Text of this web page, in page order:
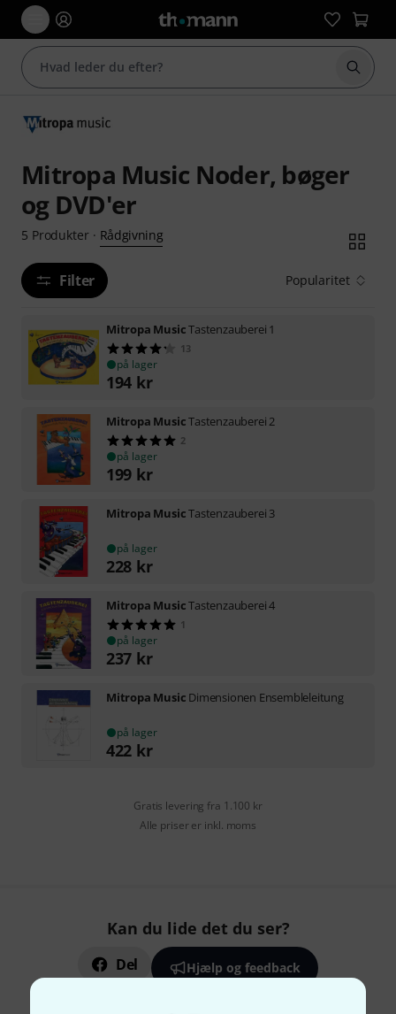
Start
Mitropa Music Noder, bøger
og DVD'er
5 Produkter· Rådgivning
Filter Popularitet
Mitropa MusicTastenzauberei 1
13
på lager
194 kr
Mitropa MusicTastenzauberei 2
2
på lager
199 kr
Mitropa MusicTastenzauberei 3
på lager
228 kr
Mitropa MusicTastenzauberei 4
1
på lager
237 kr
Mitropa Music Dimensionen Ensembleleitung
på lager
422 kr
Gratis levering fra 1.100 kr
Alle priser er inkl. moms
Kan du lide det du ser?
Del Hjælp og feedback